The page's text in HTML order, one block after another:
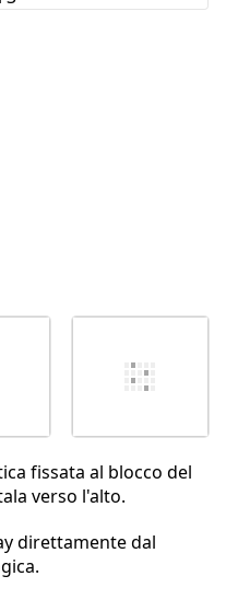
fissata al blocco del
verso l'alto.
direttamente dal